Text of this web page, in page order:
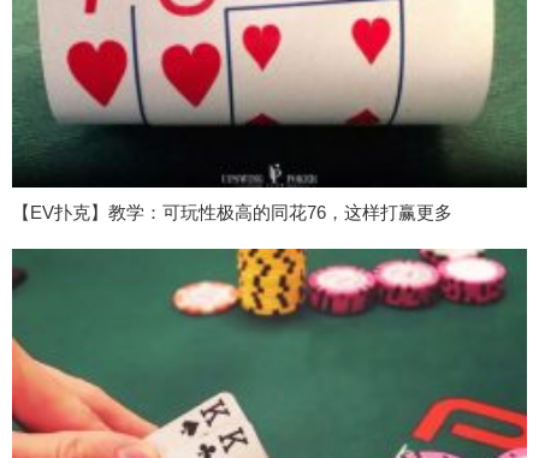
【EV扑克】教学：可玩性极高的同花76，这样打赢更多